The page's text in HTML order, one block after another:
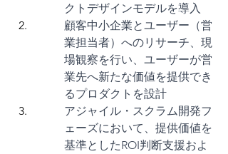
クトデザインモデルを導入
顧客中小企業とユーザー（営
業担当者）へのリサーチ、現
場観察を行い、ユーザーが営
業先へ新たな価値を提供でき
るプロダクトを設計
アジャイル・スクラム開発フ
ェーズにおいて、提供価値を
基準としたROI判断支援およ